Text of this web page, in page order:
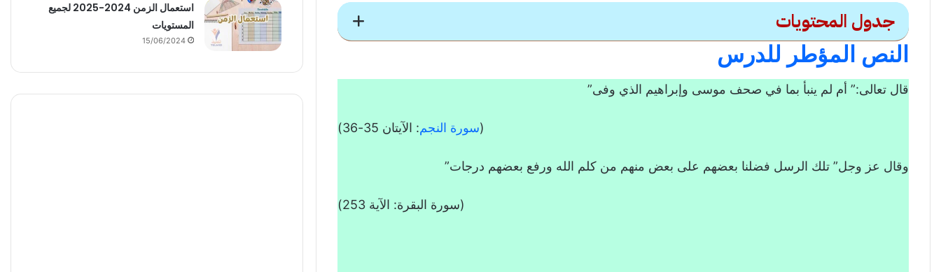
جدول المحتويات
الأنبياء والرسل ورسالاتهم: التعريف والصفات
النص المؤطر للدرس
تعريف النبي والرسول
النص المؤطر للدرس
قال تعالى:” أم لم ينبأ بما في صحف موسى وإبراهيم الذي وفى”
(سورة النجم: الآيتان 35-36)
وقال عز وجل” تلك الرسل فضلنا بعضهم على بعض منهم من كلم الله ورفع بعضهم درجات”
(سورة البقرة: الآية 253)
استعمال الزمن 2024-2025 لجميع
المستويات
15/06/2024